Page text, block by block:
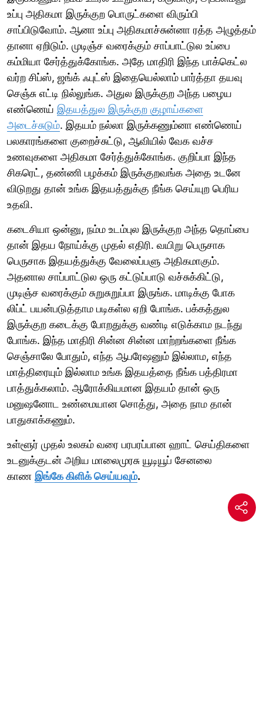
உப்பு அதிகமா இருக்குற பொருட்களை விரும்பி
சாப்பிடுவோம். ஆனா உப்பு அதிகமாச்சுன்னா ரத்த அழுத்தம்
தானா ஏறிடும். முடிஞ்ச வரைக்கும் சாப்பாட்டுல உப்பை
கம்மியா சேர்த்துக்கோங்க. அதே மாதிரி இந்த பாக்கெட்ல
வர்ற சிப்ஸ், ஜங்க் ஃபுட்ஸ் இதையெல்லாம் பார்த்தா தயவு
செஞ்சு எட்டி நில்லுங்க. அதுல இருக்குற அந்த பழைய
எண்ணெய் இதயத்துல இருக்குற குழாய்களை
அடைச்சுடும். இதயம் நல்லா இருக்கணும்னா எண்ணெய்
பலகாரங்களை குறைச்சுட்டு, ஆவியில் வேக வச்ச
உணவுகளை அதிகமா சேர்த்துக்கோங்க. குறிப்பா இந்த
சிகரெட், தண்ணி பழக்கம் இருக்குறவங்க அதை உடனே
விடுறது தான் உங்க இதயத்துக்கு நீங்க செய்யுற பெரிய
உதவி.
கடைசியா ஒன்னு, நம்ம உடம்புல இருக்குற அந்த தொப்பை
தான் இதய நோய்க்கு முதல் எதிரி. வயிறு பெருசாக
பெருசாக இதயத்துக்கு வேலைப்பளு அதிகமாகும்.
அதனால சாப்பாட்டுல ஒரு கட்டுப்பாடு வச்சுக்கிட்டு,
முடிஞ்ச வரைக்கும் சுறுசுறுப்பா இருங்க. மாடிக்கு போக
லிப்ட் பயன்படுத்தாம படிகள்ல ஏறி போங்க. பக்கத்துல
இருக்குற கடைக்கு போறதுக்கு வண்டி எடுக்காம நடந்து
போங்க. இந்த மாதிரி சின்ன சின்ன மாற்றங்களை நீங்க
செஞ்சாலே போதும், எந்த ஆபரேஷனும் இல்லாம, எந்த
மாத்திரையும் இல்லாம உங்க இதயத்தை நீங்க பத்திரமா
பாத்துக்கலாம். ஆரோக்கியமான இதயம் தான் ஒரு
மனுஷனோட உண்மையான சொத்து, அதை நாம தான்
பாதுகாக்கணும்.
உள்ளூர் முதல் உலகம் வரை பரபரப்பான ஹாட் செய்திகளை
உடனுக்குடன் அறிய மாலைமுரசு யூடியூப் சேனலை
காண இங்கே கிளிக் செய்யவும்.